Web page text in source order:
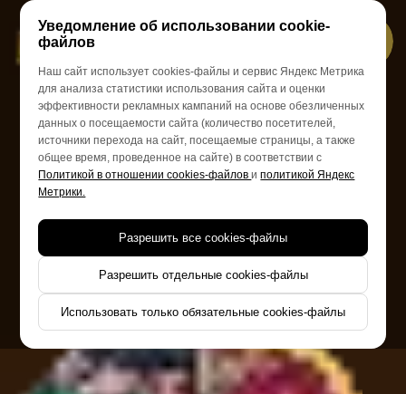
Уведомление об использовании cookie-
файлов
Наш сайт использует cookies-файлы и сервис Яндекс Метрика
для анализа статистики использования сайта и оценки
эффективности рекламных кампаний на основе обезличенных
данных о посещаемости сайта (количество посетителей,
источники перехода на сайт, посещаемые страницы, а также
общее время, проведенное на сайте) в соответствии с
Политикой в отношении cookies-файловиполитикой Яндекс
Метрики.
Разрешить все cookies-файлы
Разрешить отдельные cookies-файлы
Использовать только обязательные cookies-файлы
ФОРТ БОЯРД
Уникальный формат тимбилдинга, направленный
на сплочение коллектива, повышение командного
духа и получение незабываемых эмоций.
КОРПОРАТИВЫ В ФОРМАТЕ